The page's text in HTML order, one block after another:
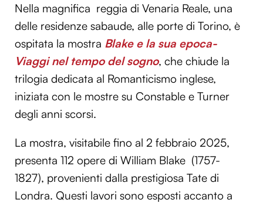
Nella magnifica reggia di Venaria Reale, una
delle residenze sabaude, alle porte di Torino, è
ospitata la mostra Blake e la sua epoca-
Viaggi nel tempo del sogno, che chiude la
trilogia dedicata al Romanticismo inglese,
iniziata con le mostre su Constable e Turner
degli anni scorsi.
La mostra, visitabile fino al 2 febbraio 2025,
presenta 112 opere di William Blake (1757-
1827), provenienti dalla prestigiosa Tate di
Londra. Questi lavori sono esposti accanto a